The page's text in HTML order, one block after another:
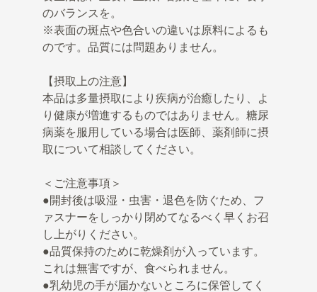
のバランスを。
※表面の斑点や色合いの違いは原料によるも
のです。品質には問題ありません。
【摂取上の注意】
本品は多量摂取により疾病が治癒したり、よ
り健康が増進するものではありません。糖尿
病薬を服用している場合は医師、薬剤師に摂
取について相談してください。
＜ご注意事項＞
●開封後は吸湿・虫害・退色を防ぐため、フ
ァスナーをしっかり閉めてなるべく早くお召
し上がりください。
●品質保持のために乾燥剤が入っています。
これは無害ですが、食べられません。
●乳幼児の手が届かないところに保管してく